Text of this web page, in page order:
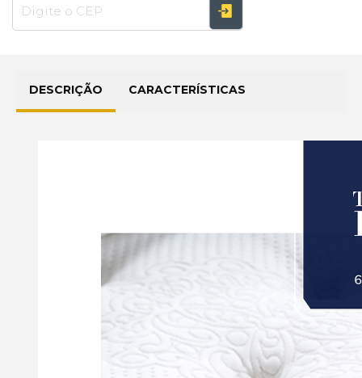
DESCRIÇÃO CARACTERÍSTICAS